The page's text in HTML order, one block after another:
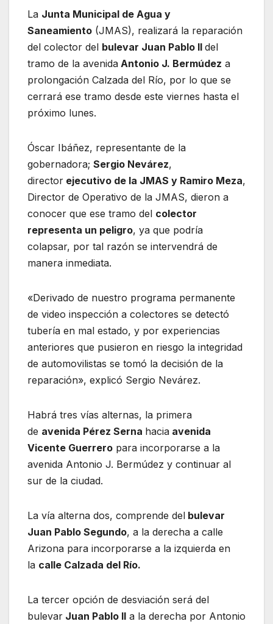
La Junta Municipal de Agua y
Saneamiento (JMAS), realizará la reparación
del colector del bulevar Juan Pablo II del
tramo de la avenida Antonio J. Bermúdez a
prolongación Calzada del Río, por lo que se
cerrará ese tramo desde este viernes hasta el
próximo lunes.
Óscar Ibáñez, representante de la
gobernadora; Sergio Nevárez,
director ejecutivo de la JMAS y Ramiro Meza,
Director de Operativo de la JMAS, dieron a
conocer que ese tramo del colector
representa un peligro, ya que podría
colapsar, por tal razón se intervendrá de
manera inmediata.
«Derivado de nuestro programa permanente
de video inspección a colectores se detectó
tubería en mal estado, y por experiencias
anteriores que pusieron en riesgo la integridad
de automovilistas se tomó la decisión de la
reparación», explicó Sergio Nevárez.
Habrá tres vías alternas, la primera
de avenida Pérez Serna hacia avenida
Vicente Guerrero para incorporarse a la
avenida Antonio J. Bermúdez y continuar al
sur de la ciudad.
La vía alterna dos, comprende del bulevar
Juan Pablo Segundo, a la derecha a calle
Arizona para incorporarse a la izquierda en
la calle Calzada del Río.
La tercer opción de desviación será del
bulevar Juan Pablo II a la derecha por Antonio